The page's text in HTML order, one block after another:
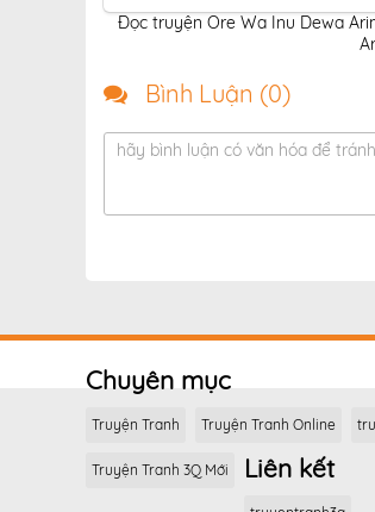
Đọc truyện Ore Wa Inu Dewa
Bình Luận (0)
hãy bình luận có văn hóa để
Chuyên mục
Truyện Tranh Truyện Tranh Online
Truyện Tranh 3Q Mới Liên kết